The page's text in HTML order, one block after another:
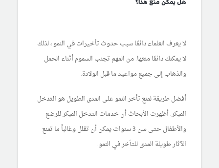
هل يمكن منع هذا؟
لا يعرف العلماء دائمًا سبب حدوث تأخيرات في النمو ، لذلك
لا يمكنك دائمًا منعها. من المهم تجنب السموم أثناء الحمل
والذهاب إلى جميع مواعيد ما قبل الولادة.
أفضل طريقة لمنع تأخر النمو على المدى الطويل هو التدخل
المبكر. أظهرت الأبحاث أن خدمات التدخل المبكر للرضع
والأطفال حتى سن 3 سنوات يمكن أن تقلل وغالباً ما تمنع
الآثار طويلة المدى للتأخر في النمو.